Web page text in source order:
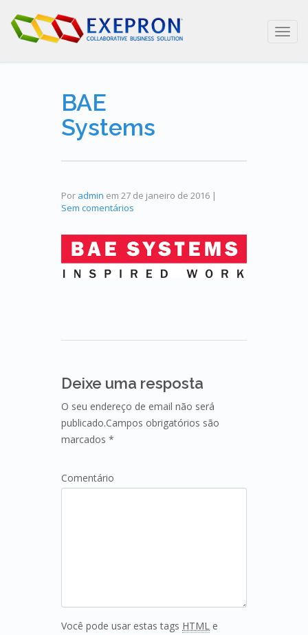
BAE
Systems
Por admin em 27 de janeiro de 2016 |
Sem comentários
Deixe uma resposta
O seu endereço de email não será
publicado.Campos obrigatórios são
marcados *
Comentário
Você pode usar estas tags HTML e